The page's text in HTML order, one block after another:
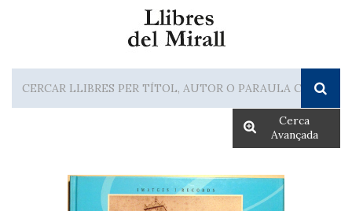
Cerca
Avançada